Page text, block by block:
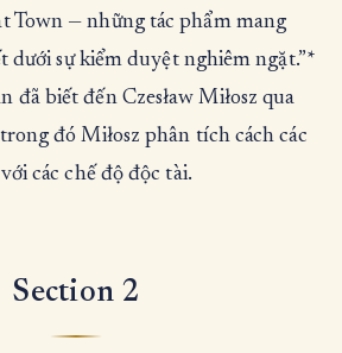
Town — những tác phẩm mang
dưới sự kiểm duyệt nghiêm ngặt.”*
đã biết đến Czesław Miłosz qua
đó Miłosz phân tích cách các
các chế độ độc tài.
Section 2